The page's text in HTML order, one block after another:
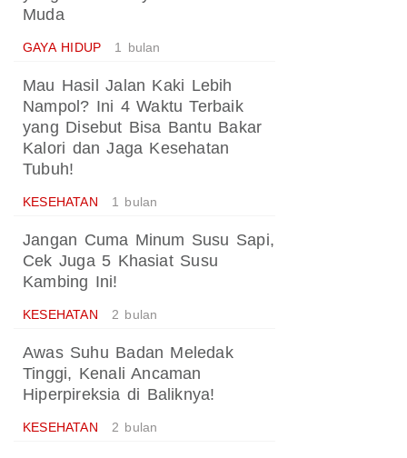
Muda
GAYA HIDUP 1 bulan
Mau Hasil Jalan Kaki Lebih
Nampol? Ini 4 Waktu Terbaik
yang Disebut Bisa Bantu Bakar
Kalori dan Jaga Kesehatan
Tubuh!
KESEHATAN 1 bulan
Jangan Cuma Minum Susu Sapi,
Cek Juga 5 Khasiat Susu
Kambing Ini!
KESEHATAN 2 bulan
Awas Suhu Badan Meledak
Tinggi, Kenali Ancaman
Hiperpireksia di Baliknya!
KESEHATAN 2 bulan